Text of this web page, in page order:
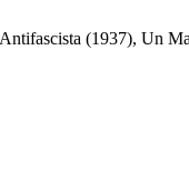
(1937), Un